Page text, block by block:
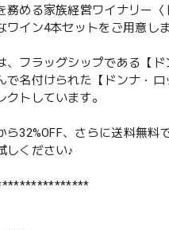
務める家族経営ワイナリー
ワイン4本セットをご用意し
、フラッグシップである【
で名付けられた【ドンナ・
トしています。
32%OFF、さらに送料無料
しください♪